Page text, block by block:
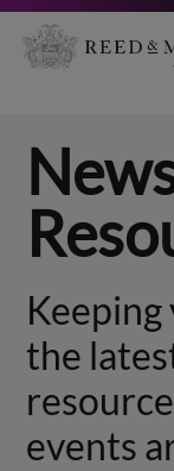
Aller
the
events